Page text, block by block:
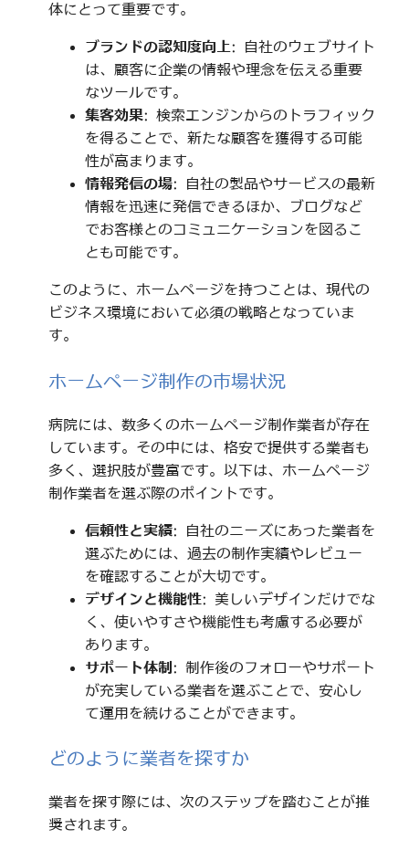
体にとって重要です。
ブランドの認知度向上: 自社のウェブサイト
は、顧客に企業の情報や理念を伝える重要
なツールです。
集客効果: 検索エンジンからのトラフィック
を得ることで、新たな顧客を獲得する可能
性が高まります。
情報発信の場: 自社の製品やサービスの最新
情報を迅速に発信できるほか、ブログなど
でお客様とのコミュニケーションを図るこ
とも可能です。
このように、ホームページを持つことは、現代の
ビジネス環境において必須の戦略となっていま
す。
ホームページ制作の市場状況
病院には、数多くのホームページ制作業者が存在
しています。その中には、格安で提供する業者も
多く、選択肢が豊富です。以下は、ホームページ
制作業者を選ぶ際のポイントです。
信頼性と実績: 自社のニーズにあった業者を
選ぶためには、過去の制作実績やレビュー
を確認することが大切です。
デザインと機能性: 美しいデザインだけでな
く、使いやすさや機能性も考慮する必要が
あります。
サポート体制 : 制作後のフォローやサポート
が充実している業者を選ぶことで、安心し
て運用を続けることができます。
どのように業者を探すか
業者を探す際には、次のステップを踏むことが推
奨されます。